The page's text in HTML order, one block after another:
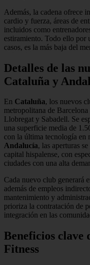
Además, la cadena ofrece
cardio y fuerza, áreas de
incluidos como
estiramiento. Todo ello por
casos, es la más baja del
Detalles de las
Cataluña y
En Cataluña, los nuevos
metropolitana de
Llobregat y Sabadell. Se
una superficie media de
con la última tecnología en
Andalucía, las aperturas
capital hispalense, con
ciudades con una alta
Cada nuevo club generará
además de empleos
mantenimiento y
prioriza la contratación de
integración en las
Beneficios clave
Fitness